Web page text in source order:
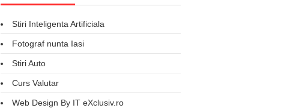
Stiri Inteligenta Artificiala
Fotograf nunta Iasi
Stiri Auto
Curs Valutar
Web Design By IT eXclusiv.ro